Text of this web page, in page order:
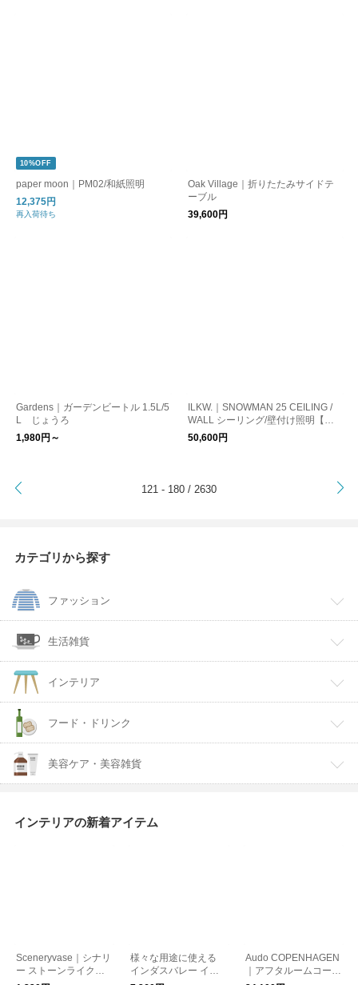
10%OFF
paper moon｜PM02/和紙照明
12,375円
再入荷待ち
Oak Village｜折りたたみサイドテ
ーブル
39,600円
Gardens｜ガーデンビートル 1.5L/5
L じょうろ
1,980円～
ILKW.｜SNOWMAN 25 CEILING /
WALL シーリング/壁付け照明【お
取り寄せ】【大型送料】
50,600円
121 - 180 / 2630
カテゴリから探す
ファッション
生活雑貨
インテリア
フード・ドリンク
美容ケア・美容雑貨
インテリアの新着アイテム
Sceneryvase｜シナリ
ー ストーンライクミ
様々な用途に使える
インダスバレー イン
Audo COPENHAGEN
｜アフタルームコート